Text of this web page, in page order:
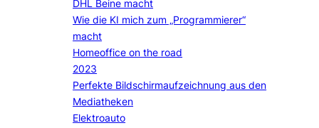
DHL Beine macht
Wie die KI mich zum „Programmierer“
macht
Homeoffice on the road
2023
Perfekte Bildschirmaufzeichnung aus den
Mediatheken
Elektroauto